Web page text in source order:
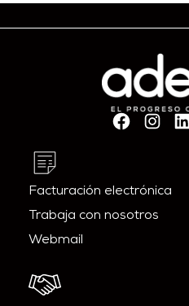
Facturación electrónica
Trabaja con nosotros
Webmail